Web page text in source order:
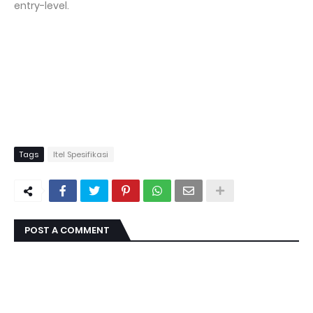
entry-level.
Tags Itel Spesifikasi
POST A COMMENT